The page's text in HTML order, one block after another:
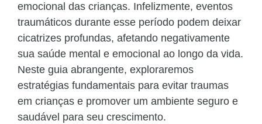
emocional das crianças. Infelizmente, eventos
traumáticos durante esse período podem deixar
cicatrizes profundas, afetando negativamente
sua saúde mental e emocional ao longo da vida.
Neste guia abrangente, exploraremos
estratégias fundamentais para evitar traumas
em crianças e promover um ambiente seguro e
saudável para seu crescimento.